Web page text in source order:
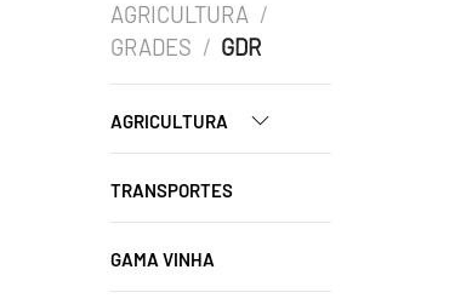
AGRICULTURA /
GRADES / GDR
AGRICULTURA
TRANSPORTES
GAMA VINHA